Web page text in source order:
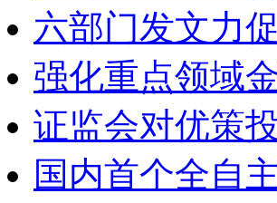
六部门发文力
强化重点领域
证监会对优策
国内首个全自